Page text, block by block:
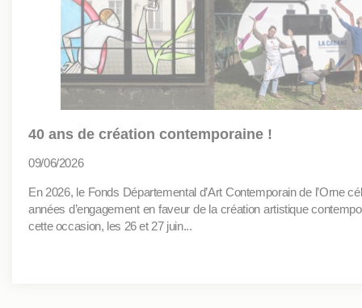
40 ans de création contemporaine !
09/06/2026
En 2026, le Fonds Départemental d’Art Contemporain de l’Orne
années d’engagement en faveur de la création artistique
cette occasion, les 26 et 27 juin...